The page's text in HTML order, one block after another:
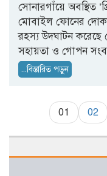
সোনারগাঁয়ে অবস্থিত
মোবাইল ফোনের
রহস্য উদঘাটন করেছে
সহায়তা ও গোপন
...বিস্তারিত পড়ুন
01 02